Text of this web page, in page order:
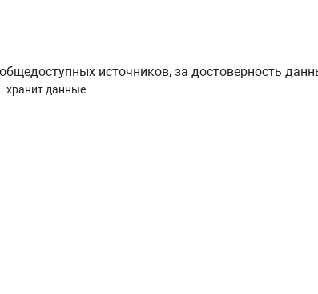
источников, за достоверность
хранит данные.